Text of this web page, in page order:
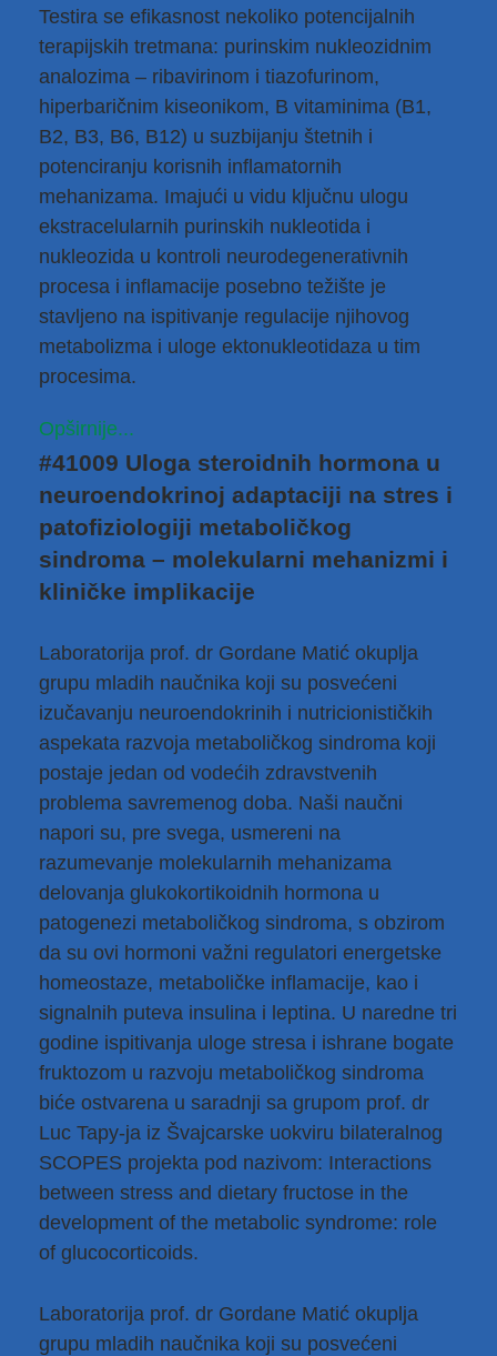
Testira se efikasnost nekoliko potencijalnih
terapijskih tretmana: purinskim nukleozidnim
analozima – ribavirinom i tiazofurinom,
hiperbaričnim kiseonikom, B vitaminima (B1,
B2, B3, B6, B12) u suzbijanju štetnih i
potenciranju korisnih inflamatornih
mehanizama. Imajući u vidu ključnu ulogu
ekstracelularnih purinskih nukleotida i
nukleozida u kontroli neurodegenerativnih
procesa i inflamacije posebno težište je
stavljeno na ispitivanje regulacije njihovog
metabolizma i uloge ektonukleotidaza u tim
procesima.
Opširnije...
#41009 Uloga steroidnih hormona u
neuroendokrinoj adaptaciji na stres i
patofiziologiji metaboličkog
sindroma – molekularni mehanizmi i
kliničke implikacije
Laboratorija prof. dr Gordane Matić okuplja
grupu mladih naučnika koji su posvećeni
izučavanju neuroendokrinih i nutricionističkih
aspekata razvoja metaboličkog sindroma koji
postaje jedan od vodećih zdravstvenih
problema savremenog doba. Naši naučni
napori su, pre svega, usmereni na
razumevanje molekularnih mehanizama
delovanja glukokortikoidnih hormona u
patogenezi metaboličkog sindroma, s obzirom
da su ovi hormoni važni regulatori energetske
homeostaze, metaboličke inflamacije, kao i
signalnih puteva insulina i leptina. U naredne tri
godine ispitivanja uloge stresa i ishrane bogate
fruktozom u razvoju metaboličkog sindroma
biće ostvarena u saradnji sa grupom prof. dr
Luc Tapy-ja iz Švajcarske uokviru bilateralnog
SCOPES projekta pod nazivom: Interactions
between stress and dietary fructose in the
development of the metabolic syndrome: role
of glucocorticoids.
Laboratorija prof. dr Gordane Matić okuplja
grupu mladih naučnika koji su posvećeni